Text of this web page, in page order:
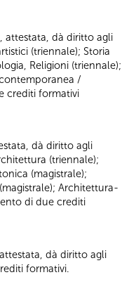
attestata, dà diritto agli
(triennale); Storia
Religioni (triennale);
/
crediti formativi
dà diritto agli
(triennale);
(magistrale);
Architettura-
di due crediti
dà diritto agli
formativi.